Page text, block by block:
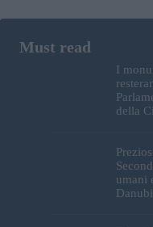
I
della
umani